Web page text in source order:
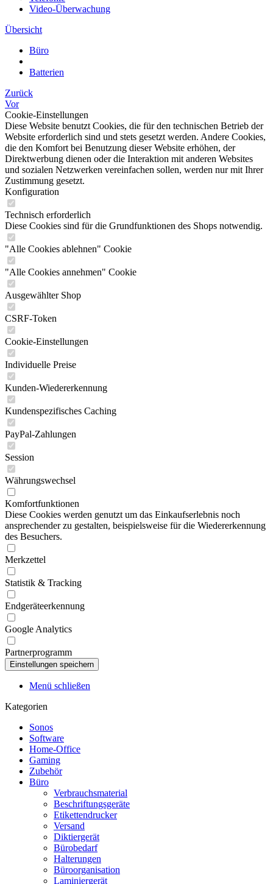
Video-Überwachung
Übersicht
Büro
Batterien
Zurück
Vor
Cookie-Einstellungen
Diese Website benutzt Cookies, die für den technischen Betrieb der
Website erforderlich sind und stets gesetzt werden. Andere Cookies,
die den Komfort bei Benutzung dieser Website erhöhen, der
Direktwerbung dienen oder die Interaktion mit anderen Websites
und sozialen Netzwerken vereinfachen sollen, werden nur mit Ihrer
Zustimmung gesetzt.
Konfiguration
Technisch erforderlich
Diese Cookies sind für die Grundfunktionen des Shops notwendig.
"Alle Cookies ablehnen" Cookie
"Alle Cookies annehmen" Cookie
Ausgewählter Shop
CSRF-Token
Cookie-Einstellungen
Individuelle Preise
Kunden-Wiedererkennung
Kundenspezifisches Caching
PayPal-Zahlungen
Session
Währungswechsel
Komfortfunktionen
Diese Cookies werden genutzt um das Einkaufserlebnis noch
ansprechender zu gestalten, beispielsweise für die Wiedererkennung
des Besuchers.
Merkzettel
Statistik & Tracking
Endgeräteerkennung
Google Analytics
Partnerprogramm
Menü schließen
Kategorien
Sonos
Software
Home-Office
Gaming
Zubehör
Büro
Verbrauchsmaterial
Beschriftungsgeräte
Etikettendrucker
Versand
Diktiergerät
Bürobedarf
Halterungen
Büroorganisation
Laminiergerät